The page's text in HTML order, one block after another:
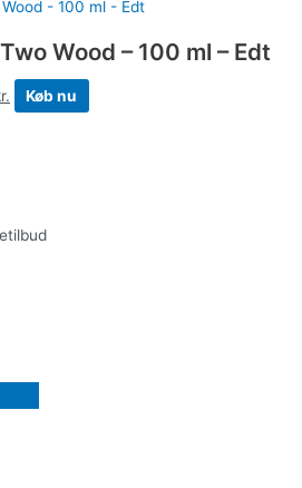
Wood – 100 ml – Edt
Køb nu